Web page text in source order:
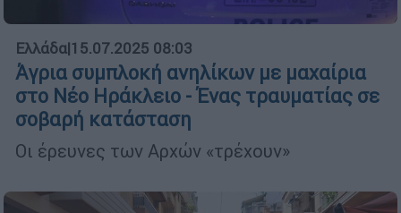
Ελλάδα|15.07.2025 08:03
Άγρια συμπλοκή ανηλίκων με μαχαίρια
στο Νέο Ηράκλειο - Ένας τραυματίας σε
σοβαρή κατάσταση
Οι έρευνες των Αρχών «τρέχουν»